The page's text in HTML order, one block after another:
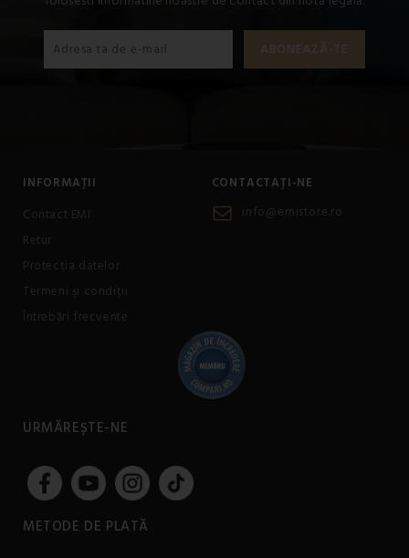
INFORMAȚII
Contact EMI
Retur
Protecția datelor
Termeni și condiții
Întrebări frecvente
CONTACTAȚI-NE
info@emistore.ro
URMĂREȘTE-NE
METODE DE PLATĂ